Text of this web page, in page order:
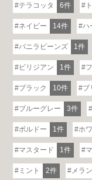
テラコッタ 6件
ネイビー 14件 ハ
バニラビーンズ 1件
ビリジアン 1件
ブラック 10件 ブ
ブルーグレー 3件
ボルドー 1件 ホ
マスタード 1件
ミント 2件 メラ